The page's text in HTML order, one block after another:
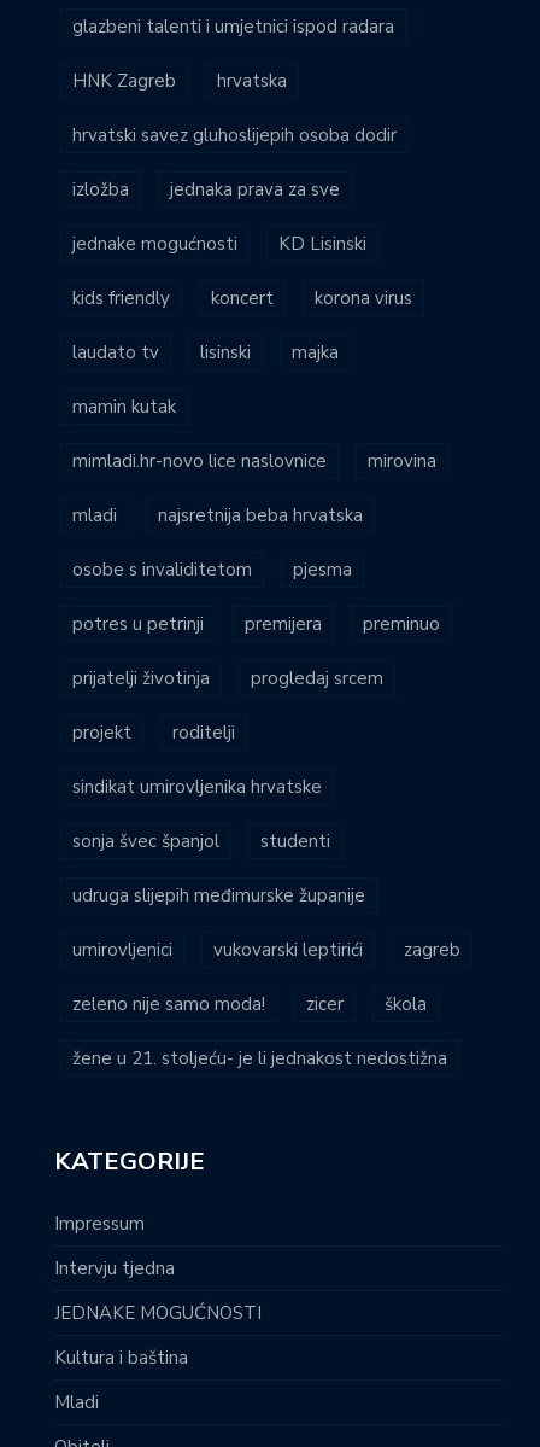
glazbeni talenti i umjetnici ispod radara
HNK Zagreb hrvatska
hrvatski savez gluhoslijepih osoba dodir
izložba jednaka prava za sve
jednake mogućnosti KD Lisinski
kids friendly koncert korona virus
laudato tv lisinski majka
mamin kutak
mimladi.hr-novo lice naslovnice mirovina
mladi najsretnija beba hrvatska
osobe s invaliditetom pjesma
potres u petrinji premijera preminuo
prijatelji životinja progledaj srcem
projekt roditelji
sindikat umirovljenika hrvatske
sonja švec španjol studenti
udruga slijepih međimurske županije
umirovljenici vukovarski leptirići zagreb
zeleno nije samo moda! zicer škola
žene u 21. stoljeću- je li jednakost nedostižna
KATEGORIJE
Impressum
Intervju tjedna
JEDNAKE MOGUĆNOSTI
Kultura i baština
Mladi